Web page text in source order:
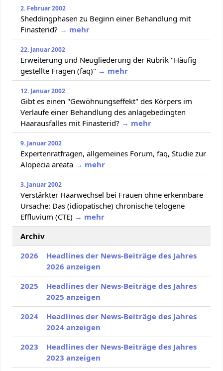
2. Februar 2002
Sheddingphasen zu Beginn einer Behandlung mit
Finasterid? → mehr
22. Januar 2002
Erweiterung und Neugliederung der Rubrik "Häufig
gestellte Fragen (faq)" → mehr
12. Januar 2002
Gibt es einen "Gewöhnungseffekt" des Körpers im
Verlaufe einer Behandlung des anlagebedingten
Haarausfalles mit Finasterid? → mehr
9. Januar 2002
Expertenratfragen, allgemeines Forum, faq, Studie zur
Alopecia areata → mehr
3. Januar 2002
Verstärkter Haarwechsel bei Frauen ohne erkennbare
Ursache: Das (idiopatische) chronische telogene
Effluvium (CTE) → mehr
Archiv
2026
Headlines der News-Beiträge des Jahres
2026 anzeigen
2025
Headlines der News-Beiträge des Jahres
2025 anzeigen
2024
Headlines der News-Beiträge des Jahres
2024 anzeigen
2023
Headlines der News-Beiträge des Jahres
2023 anzeigen